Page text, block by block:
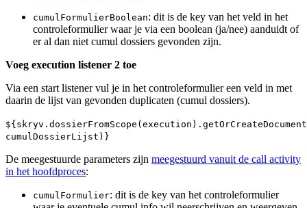
cumulFormulierBoolean: dit is de key van het veld in het
controleformulier waar je via een boolean (ja/nee) aanduidt of
er al dan niet cumul dossiers gevonden zijn.
Voeg execution listener 2 toe
Via een start listener vul je in het controleformulier een veld in met
daarin de lijst van gevonden duplicaten (cumul dossiers).
cumulDossierLijst)}
De meegestuurde parameters zijn meegestuurd vanuit de call activity
in het hoofdproces:
cumulFormulier: dit is de key van het controleformulier